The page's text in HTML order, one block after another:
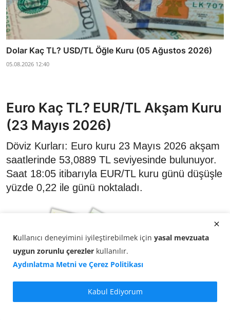
Dolar Kaç TL? USD/TL Öğle Kuru (05 Ağustos 2026)
05.08.2026 12:40
Euro Kaç TL? EUR/TL Akşam Kuru
(23 Mayıs 2026)
Döviz Kurları: Euro kuru 23 Mayıs 2026 akşam
saatlerinde 53,0889 TL seviyesinde bulunuyor.
Saat 18:05 itibarıyla EUR/TL kuru günü düşüşle
yüzde 0,22 ile günü noktaladı.
Kullanıcı deneyimini iyileştirebilmek için yasal mevzuata
uygun zorunlu çerezler kullanılır.
Aydınlatma Metni ve Çerez Politikası
Kabul Ediyorum